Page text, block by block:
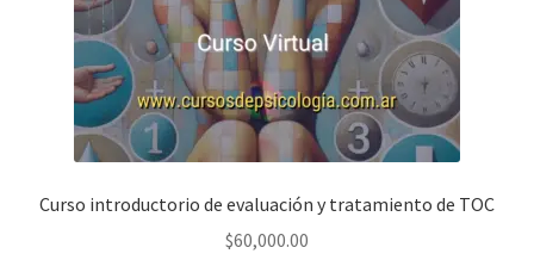
Curso introductorio de evaluación y tratamiento de TOC
$60,000.00